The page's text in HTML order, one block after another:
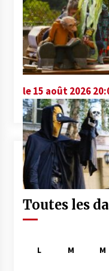
le 15 août 2026
Toutes les
L
M M